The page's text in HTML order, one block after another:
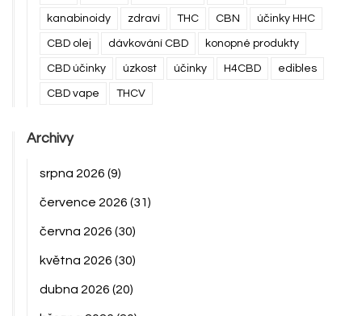
kanabinoidy zdraví THC CBN účinky HHC
CBD olej dávkování CBD konopné produkty
CBD účinky úzkost účinky H4CBD edibles
CBD vape THCV
Archivy
srpna 2026 (9)
července 2026 (31)
června 2026 (30)
května 2026 (30)
dubna 2026 (20)